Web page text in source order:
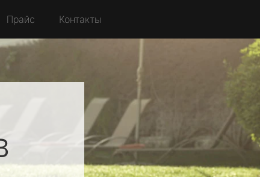
Прайс Контакты